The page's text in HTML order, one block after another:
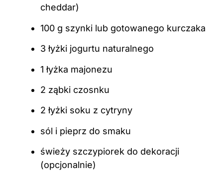
cheddar)
100 g szynki lub gotowanego kurczaka
3 łyżki jogurtu naturalnego
1 łyżka majonezu
2 ząbki czosnku
2 łyżki soku z cytryny
sól i pieprz do smaku
świeży szczypiorek do dekoracji
(opcjonalnie)